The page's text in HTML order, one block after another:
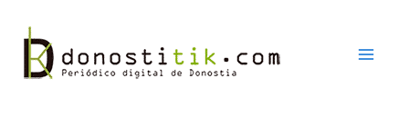
contenido